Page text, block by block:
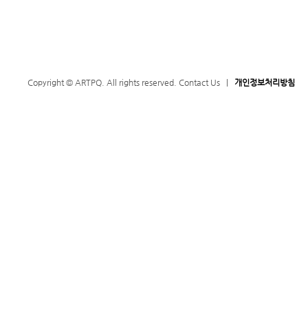
Copyright © ARTPQ. All rights reserved. Contact Us 개인정보처리방침